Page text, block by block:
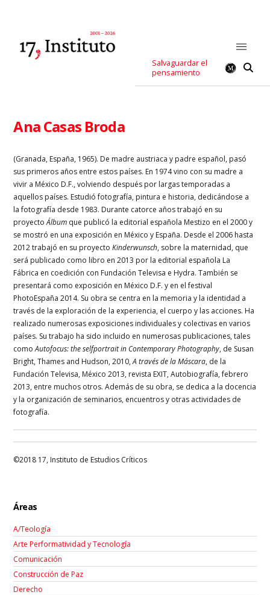
Salvaguardar el
pensamiento
Ana Casas Broda
(Granada, España, 1965). De madre austriaca y padre español, pasó
sus primeros años entre estos países. En 1974 vino con su madre a
vivir a México D.F., volviendo después por largas temporadas a
aquellos países. Estudió fotografía, pintura e historia, dedicándose a
la fotografía desde 1983. Durante catorce años trabajó en su
proyectoÁlbum que publicó la editorial española Mestizo en el 2000 y
se mostró en una exposición en México y España. Desde el 2006 hasta
2012 trabajó en su proyectoKinderwunsch, sobre la maternidad, que
será publicado como libro en 2013 por la editorial española La
Fábrica en coedición con Fundación Televisa e Hydra. También se
presentará como exposición en México D.F. y en el festival
PhotoEspaña 2014. Su obra se centra en la memoria y la identidad a
través de la exploración de la experiencia, el cuerpo y las acciones. Ha
realizado numerosas exposiciones individuales y colectivas en varios
países. Su trabajo ha sido incluido en numerosas publicaciones, tales
comoAutofocus: the selfportrait in Contemporary Photography, de Susan
Bright, Thames and Hudson, 2010,A través de la Máscara, de la
Fundación Televisa, México 2013, revista EXIT, Autobiografía, febrero
2013, entre muchos otros. Además de su obra, se dedica a la docencia
y la organización de seminarios, encuentros y otras actividades de
fotografía.
©2018 17, Instituto de Estudios Críticos
Áreas
A/Teología
Arte Performatividad y Tecnología
Comunicación
Construcción de Paz
Derecho